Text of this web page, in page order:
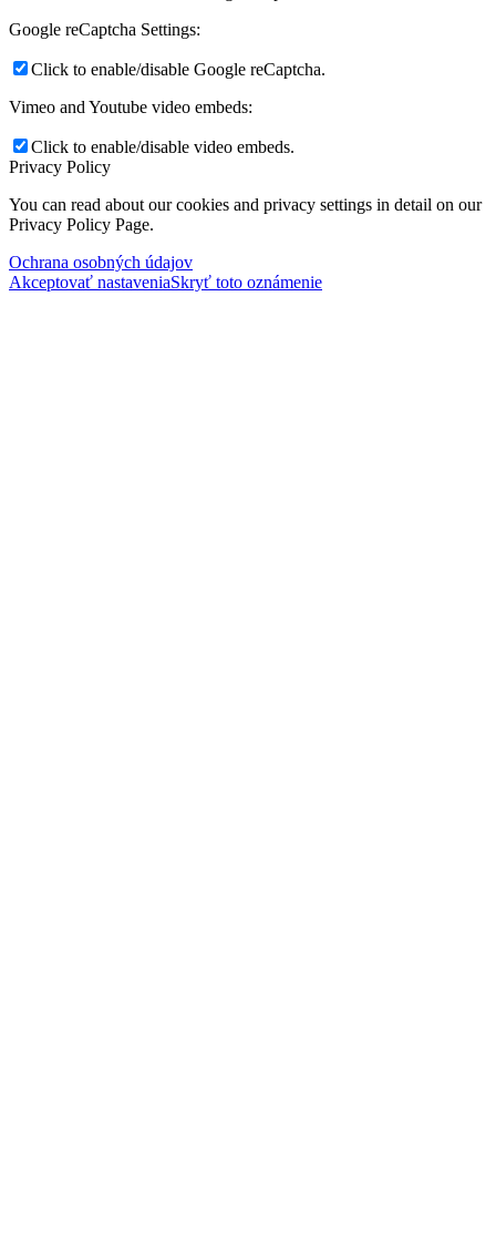
Google reCaptcha Settings:
Click to enable/disable Google reCaptcha.
Vimeo and Youtube video embeds:
Click to enable/disable video embeds.
Privacy Policy
You can read about our cookies and privacy settings in detail on our
Privacy Policy Page.
Ochrana osobných údajov
Akceptovať nastaveniaSkryť toto oznámenie